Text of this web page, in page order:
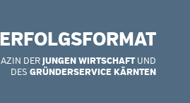
ERFOLGSFORMAT
DERJUNGEN WIRTSCHAFTUND
DES GRÜNDERSERVICE KÄRNTEN